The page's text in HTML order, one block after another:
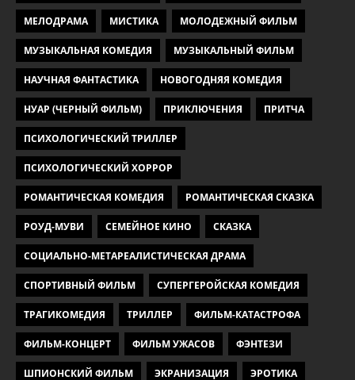
МЕЛОДРАМА МИСТИКА МОЛОДЕЖНЫЙ ФИЛЬМ
МУЗЫКАЛЬНАЯ КОМЕДИЯ МУЗЫКАЛЬНЫЙ ФИЛЬМ
НАУЧНАЯ ФАНТАСТИКА НОВОГОДНЯЯ КОМЕДИЯ
НУАР (ЧЕРНЫЙ ФИЛЬМ) ПРИКЛЮЧЕНИЯ ПРИТЧА
ПСИХОЛОГИЧЕСКИЙ ТРИЛЛЕР
ПСИХОЛОГИЧЕСКИЙ ХОРРОР
РОМАНТИЧЕСКАЯ КОМЕДИЯ РОМАНТИЧЕСКАЯ СКАЗКА
РОУД-МУВИ СЕМЕЙНОЕ КИНО СКАЗКА
СОЦИАЛЬНО-МЕТАРЕАЛИСТИЧЕСКАЯ ДРАМА
СПОРТИВНЫЙ ФИЛЬМ СУПЕРГЕРОЙСКАЯ КОМЕДИЯ
ТРАГИКОМЕДИЯ ТРИЛЛЕР ФИЛЬМ-КАТАСТРОФА
ФИЛЬМ-КОНЦЕРТ ФИЛЬМ УЖАСОВ ФЭНТЕЗИ
ШПИОНСКИЙ ФИЛЬМ ЭКРАНИЗАЦИЯ ЭРОТИКА